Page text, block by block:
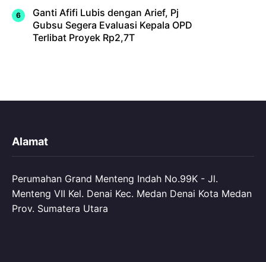
Ganti Afifi Lubis dengan Arief, Pj
Gubsu Segera Evaluasi Kepala OPD
Terlibat Proyek Rp2,7T
Alamat
Perumahan Grand Menteng Indah No.99K - Jl.
Menteng VII Kel. Denai Kec. Medan Denai Kota Medan
Prov. Sumatera Utara